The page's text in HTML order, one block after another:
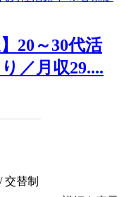
20～30代活
／月収29....
交替制